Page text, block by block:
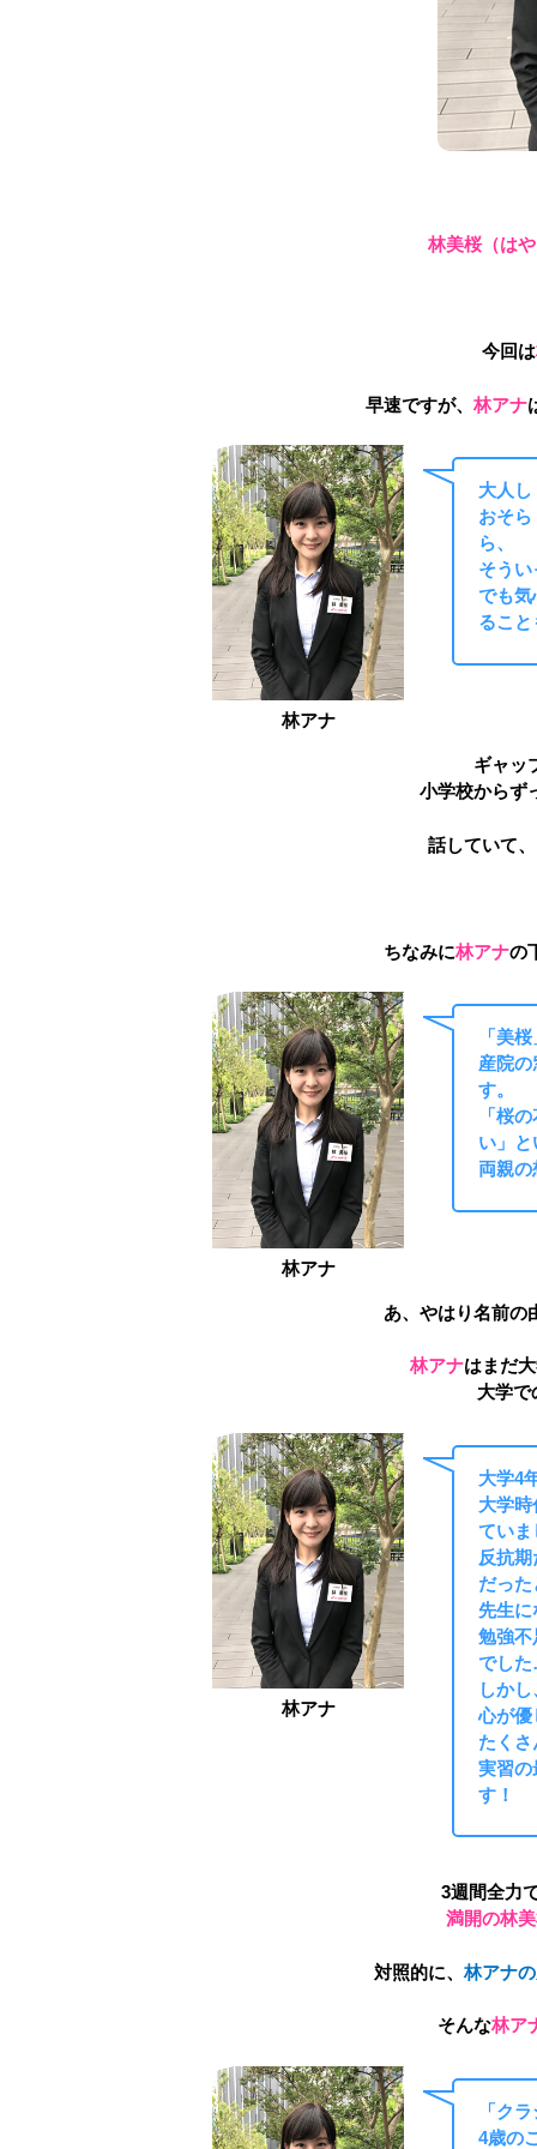
林美桜（は
今回は
早速ですが、 林アナ
林アナ
大人
おそ
ら、
そう
でも気
るこ
ギャッ
小学校からず
話していて、
ちなみに林アナの
林アナ
「美
産院
す。
「桜
い」と
両親
あ、やはり名前の
林アナはまだ
大学で
林アナ
大学4
大学
ていま
反抗
だっ
先生に
勉強不
でし
しか
心が
たく
実習の
す！
3週間全力
満開の林
対照的に、林アナ
そんな林ア
「ク
4歳の